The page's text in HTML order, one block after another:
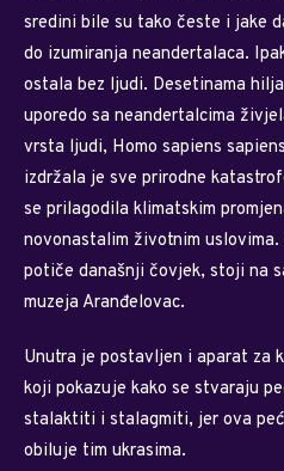
sredini bile su tako česte i jake
do izumiranja neandertalaca.
ostala bez ljudi. Desetinama
uporedo sa neandertalcima
vrsta ljudi, Homo sapiens
izdržala je sve prirodne
se prilagodila klimatskim
novonastalim životnim
potiče današnji čovjek, stoji na
muzeja Aranđelovac.
Unutra je postavljen i aparat za
koji pokazuje kako se stvaraju
stalaktiti i stalagmiti, jer ova
obiluje tim ukrasima.